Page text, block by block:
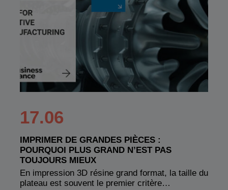
17.06
IMPRIMER DE GRANDES PIÈCES :
POURQUOI PLUS GRAND N’EST PAS
TOUJOURS MIEUX
En impression 3D résine grand format, la taille du
plateau est souvent le premier critère…